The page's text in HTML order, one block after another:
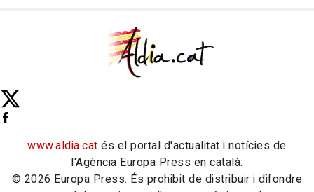
www.aldia.cat és el portal d'actualitat i notícies de
l'Agència Europa Press en català.
© 2026 Europa Press. És prohibit de distribuir i difondre